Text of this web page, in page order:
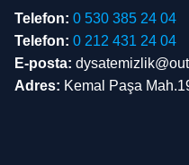
Telefon: 0 530 385 24 04
Telefon: 0 212 431 24 04
E-posta:
Adres: Kemal Paşa